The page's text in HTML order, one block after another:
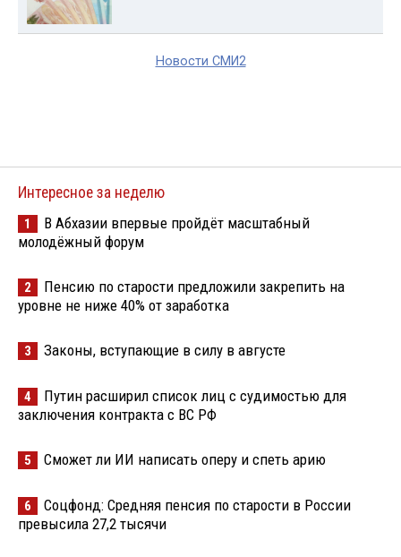
Новости СМИ2
Интересное за неделю
1
В Абхазии впервые пройдёт масштабный
молодёжный форум
2
Пенсию по старости предложили закрепить на
уровне не ниже 40% от заработка
3 Законы, вступающие в силу в августе
4
Путин расширил список лиц с судимостью для
заключения контракта с ВС РФ
5 Сможет ли ИИ написать оперу и спеть арию
6
Соцфонд: Средняя пенсия по старости в России
превысила 27,2 тысячи